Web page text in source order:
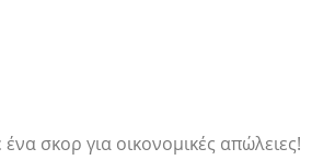
σκορ για οικονομικές απώλειες!